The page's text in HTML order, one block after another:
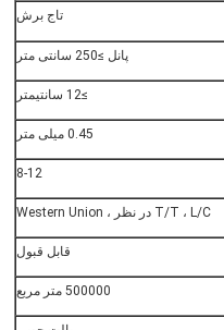
تاج برش
پانل ≥250 سانتی متر
≥12 سانتیمتر
0.45 میلی متر
8-12
T/T ، L/C در نظر ، Western Union
قابل قبول
500000 متر مربع